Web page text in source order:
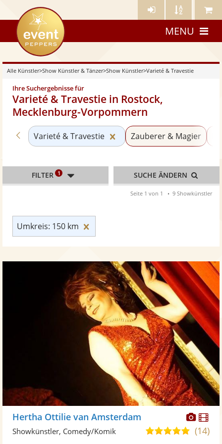
Künstler- Künstler Meine
eventpeppers
MENU
Alle Künstler>Show Künstler & Tänzer>Show Künstler>Varieté & Travestie
Ihre Suchergebnisse für
Varieté & Travestie in Rostock,
Mecklenburg-Vorpommern
Zurück zu «Show Künstler»
Varieté & Travestie Kategorie «Varieté &
Zauberer & Magier
Umkreis: 150 km
FILTER 1 SUCHE ÄNDERN
Seite 1 von 1 9 Showkünstler
Hertha Ottilie van Amsterdam
5,0(14)
Showkünstler, Comedy/Komik